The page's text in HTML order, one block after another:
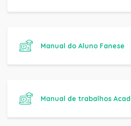
Manual do Aluno Fanese
Manual de trabalhos